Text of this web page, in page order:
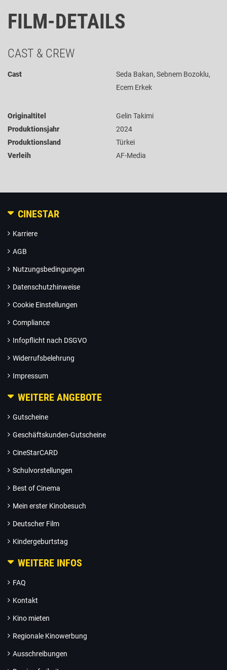
FILM-DETAILS
CAST & CREW
Cast
Seda Bakan, Sebnem Bozoklu,
Ecem Erkek
Originaltitel
Gelin Takimi
Produktionsjahr
2024
Produktionsland
Türkei
Verleih
AF-Media
CINESTAR
Karriere
AGB
Nutzungsbedingungen
Datenschutzhinweise
Cookie Einstellungen
Compliance
Infopflicht nach DSGVO
Widerrufsbelehrung
Impressum
WEITERE ANGEBOTE
Gutscheine
Geschäftskunden-Gutscheine
CineStarCARD
Schulvorstellungen
Best of Cinema
Mein erster Kinobesuch
Deutscher Film
Kindergeburtstag
WEITERE INFOS
FAQ
Kontakt
Kino mieten
Regionale Kinowerbung
Ausschreibungen